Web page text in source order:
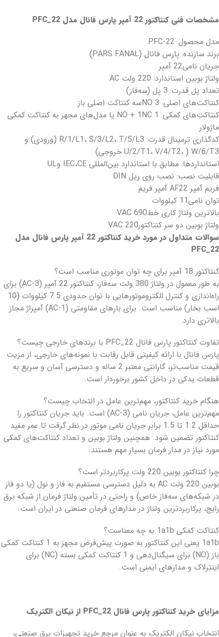
مشخصات فنی کنتاکتور 22 آمپر پارس فانال مدل
PFC_22
مدل محصول: PFC-22
برند سازنده: پارس فانال (PARS FANAL)
جریان نامی22 آمپر
ولتاژ بوبین استاندارد: 220 ولت AC
تعداد پل قدرت: 3 پل (سه‌فاز)
کنتاکت‌های اصلی: 3 NOسه کنتاکت اصلی باز
کنتاکت‌های کمکی: 1 NO + 1NC یا مدل‌های مجهز به کنتاکت کمکی
ماژولار
کدگذاری ترمینال قدرت: R/1/L1، S/3/L2، T/5/L3 (ورودی) و
U/2/T1، V/4/T2، ) W/6/T3 خروجی)
استانداردها: مطابق با استاندارد بین‌المللی IEC،CE وUL
قابلیت نصب: نصب روی ریل DIN
فریم آمپر AF22 آمپر فریم
توان نامی11 کیلووات
بالاترین ولتاژ کاری خط690 VAC
ولتاژ بوبین دو سر کنتاکتور220 VAC
سوالات متداول در مورد خرید کنتاکتور 22 آمپر پارس فانال مدل
PFC_22
کنتاکتور 18 آمپر برای چه توان موتوری مناسب است؟
به طور معمول در ولتاژ 380 ولت سه‌فاز، کنتاکتور 22 آمپر (AC-3) برای
راه‌اندازی و کنترل الکتروموتورهایی با توان حدودی 7.5 کیلووات (10
اسب بخار) مناسب است. برای بارهای مقاومتی (AC-1) آمپراژ مجاز
بالاتری دارد.
تفاوت کنتاکتور پارس فانال PFC_22 با برندهای خارجی چیست؟
پارس فانال با ارائه کیفیتی قابل رقابت با نمونه‌های خارجی، از مزیت
قیمت مناسب‌تر، گارانتی معتبر 2 ساله و دسترسی آسان و سریع به
قطعات یدکی در داخل کشور برخوردار است.
هنگام خرید کنتاکتور، مهم‌ترین عامل در انتخاب چیست؟
مهم‌ترین عامل، جریان نامی (AC-3) است. باید جریان کنتاکتور را
حداقل 1.2 تا 1.5 برابر جریان نامی موتور در نظر گرفت تا عمر مفید
کنتاکتور تضمین شود. همچنین ولتاژ بوبین و تعداد کنتاکت‌های کمکی
مورد نیاز در مدار فرمان بسیار مهم هستند.
چرا کنتاکتور بوبین 220 ولت پرکاربردتر است؟
بوبین 220 ولت AC به دلیل دسترسی مستقیم به فاز و نول (یا دو فاز
در شبکه‌های سه‌فاز خاص) و راحتی در تأمین ولتاژ فرمان از شبکه برق
رایج، پرکاربردترین ولتاژ در مدارهای فرمان صنعتی در ایران است.
کنتاکت کمکی 1a1b به چه معناست؟
1a1b یعنی این کنتاکتور به صورت پیش‌فرض مجهز به 1 کنتاکت کمکی
باز (NO) برای سیگنال‌دهی و 1 کنتاکت کمکی بسته (NC) برای
اینترلاک و مدارهای ایمنی است.
مزایای خرید کنتاکتور پارس فانال PFC_22 از نیکان الکتریک
انتخاب نیکان الکتریک به عنوان مرجع خرید تجهیزات برق صنعتی،